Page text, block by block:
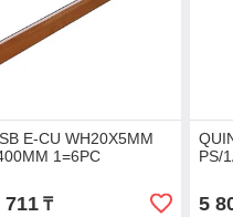
E-CU WH20X5MM
1=6PC
711₸
PS/
5